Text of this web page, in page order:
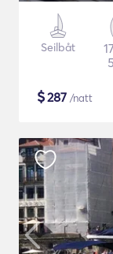
Seilbåt
$287 /natt